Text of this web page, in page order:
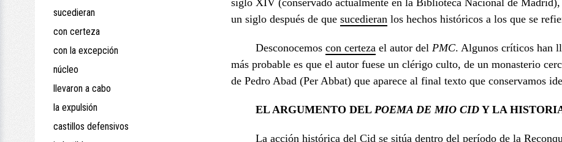
sucedieran
con certeza
con la excepción
núcleo
llevaron a cabo
la expulsión
castillos defensivos
siglo XIV (conservado actualmente en la Biblioteca Nacional de
un siglo después de que sucedieran los hechos históricos a los que se
Desconocemos con certeza el autor del PMC. Algunos críticos han
más probable es que el autor fuese un clérigo culto, de un monasterio
de Pedro Abad (Per Abbat) que aparece al final texto que conservamos
EL ARGUMENTO DEL POEMA DE MIO CID Y LA
La acción histórica del Cid se sitúa dentro del período de la